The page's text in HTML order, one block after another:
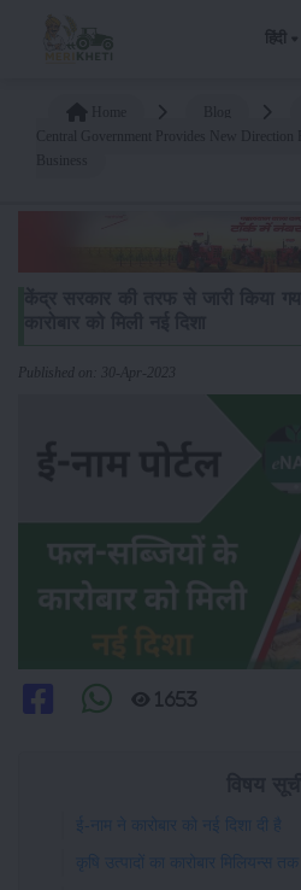
हिंदी
Published on: 30-Apr-2023
1653
ई-नाम ने कारोबार को नई दिशा दी है
कृषि उत्पादों का कारोबार मिलियन्स